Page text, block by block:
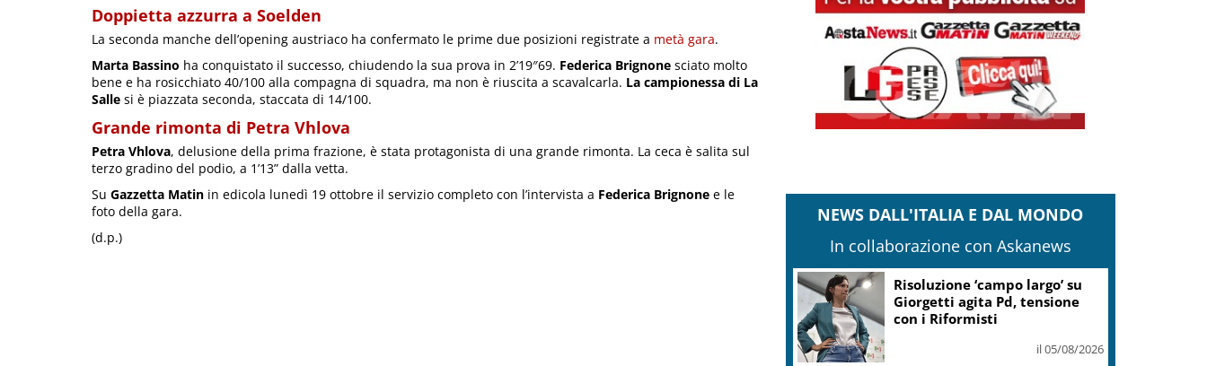
Doppietta azzurra a Soelden
La seconda manche dell’opening austriaco ha confermato le prime due posizioni registrate a metà gara.
Marta Bassino ha conquistato il successo, chiudendo la sua prova in 2’19″69. Federica Brignone sciato molto
bene e ha rosicchiato 40/100 alla compagna di squadra, ma non è riuscita a scavalcarla. La campionessa di La
Salle si è piazzata seconda, staccata di 14/100.
Grande rimonta di Petra Vhlova
Petra Vhlova, delusione della prima frazione, è stata protagonista di una grande rimonta. La ceca è salita sul
terzo gradino del podio, a 1’13” dalla vetta.
Su Gazzetta Matin in edicola lunedì 19 ottobre il servizio completo con l’intervista a Federica Brignone e le
foto della gara.
(d.p.)
NEWS DALL'ITALIA E DAL MONDO
In collaborazione con Askanews
Risoluzione ‘campo largo’ su
Giorgetti agita Pd, tensione
con i Riformisti
il 05/08/2026